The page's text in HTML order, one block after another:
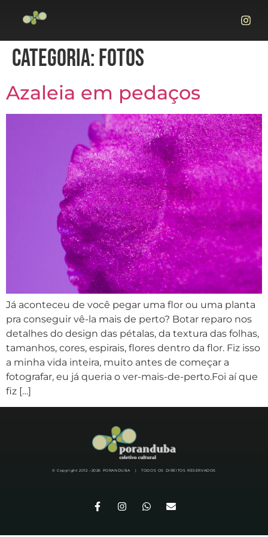
CATEGORIA:FOTOS
Azaleia em pedaços
Já aconteceu de você pegar uma flor ou uma planta
pra conseguir vê-la mais de perto? Botar reparo nos
detalhes do design das pétalas, da textura das folhas,
tamanhos, cores, espirais, flores dentro da flor. Fiz isso
a minha vida inteira, muito antes de começar a
fotografar, eu já queria o ver-mais-de-perto.Foi aí que
fiz […]
© Copyright 2012 –2026 PORANDUBA | TODOS OS DIREITOS RESERVADOS